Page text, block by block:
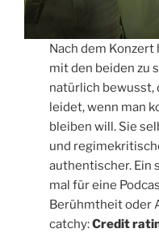
Nach dem Konzert
mit den beiden zu
natürlich bewusst,
leidet, wenn man
bleiben will. Sie
und
authentischer. Ein
mal für eine
Berühmtheit oder
catchy:Credit